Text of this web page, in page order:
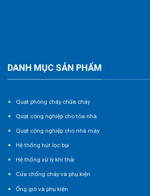
DANH MỤC SẢN PHẨM
Quạt phòng cháy chữa cháy
Quạt công nghiệp cho tòa nhà
Quạt công nghiệp cho nhà máy
Hệ thống hút lọc bụi
Hệ thống xử lý khí thải
Cửa chống cháy và phụ kiện
Ống gió và phụ kiện